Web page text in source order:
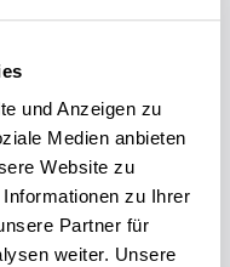
und Anzeigen zu
Medien anbieten
Website zu
zu Ihrer
Partner für
weiter. Unsere